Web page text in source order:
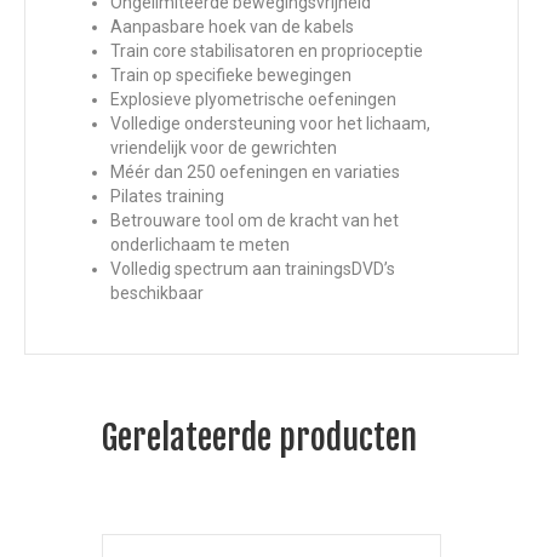
Aanpasbare hoek van de kabels
Train core stabilisatoren en proprioceptie
Train op specifieke bewegingen
Explosieve plyometrische oefeningen
Volledige ondersteuning voor het lichaam,
vriendelijk voor de gewrichten
Méér dan 250 oefeningen en variaties
Pilates training
Betrouware tool om de kracht van het
onderlichaam te meten
Volledig spectrum aan trainingsDVD’s
beschikbaar
Gerelateerde producten